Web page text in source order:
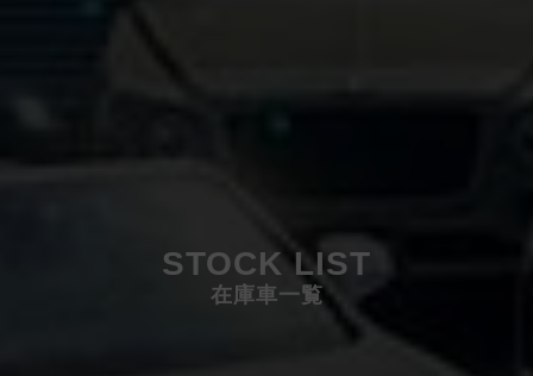
STOCK LIST
在庫車一覧